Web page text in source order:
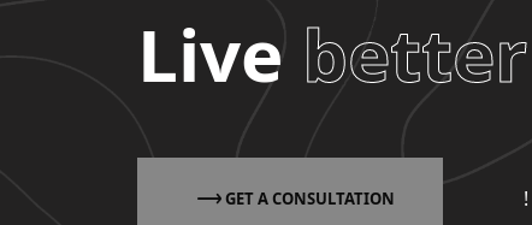
Live better
GET A CONSULTATION